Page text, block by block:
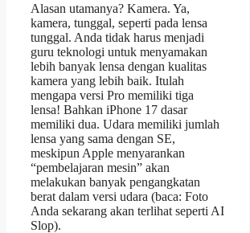
Alasan utamanya? Kamera. Ya,
kamera, tunggal, seperti pada lensa
tunggal. Anda tidak harus menjadi
guru teknologi untuk menyamakan
lebih banyak lensa dengan kualitas
kamera yang lebih baik. Itulah
mengapa versi Pro memiliki tiga
lensa! Bahkan iPhone 17 dasar
memiliki dua. Udara memiliki jumlah
lensa yang sama dengan SE,
meskipun Apple menyarankan
“pembelajaran mesin” akan
melakukan banyak pengangkatan
berat dalam versi udara (baca: Foto
Anda sekarang akan terlihat seperti AI
Slop).